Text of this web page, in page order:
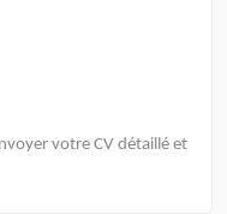
votre CV détaillé et